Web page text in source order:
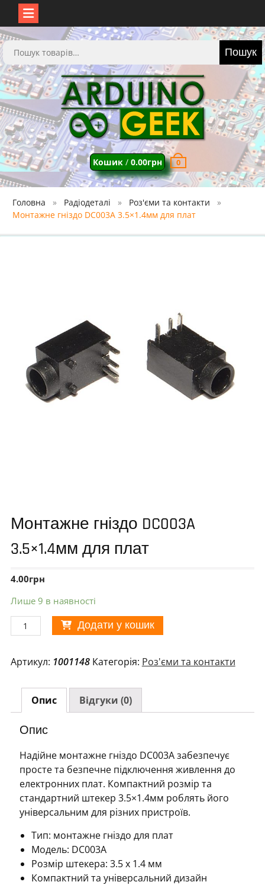
Перейти
до
вмісту
Шукати: Пошук
Кошик/ 0.00грн 0
Головна Радіодеталі
Роз'єми та контакти
Монтажне гніздо DC003A 3.5×1.4мм для плат
Монтажне гніздо DC003A
3.5×1.4мм для плат
4.00грн
Лише 9 в наявності
Монтажне
гніздо
3.5x1.4мм
кількість
Додати у кошик
Артикул: 1001148 Категорія: Роз'єми та контакти
Опис Відгуки (0)
Опис
Надійне монтажне гніздо DC003A забезпечує
просте та безпечне підключення живлення до
електронних плат. Компактний розмір та
стандартний штекер 3.5×1.4мм роблять його
універсальним для різних пристроїв.
Тип: монтажне гніздо для плат
Модель: DC003A
Розмір штекера: 3.5 x 1.4 мм
Компактний та універсальний дизайн